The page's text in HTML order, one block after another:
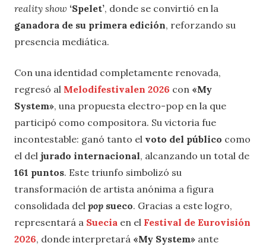
reality show ‘Spelet’, donde se convirtió en la
ganadora de su primera edición, reforzando su
presencia mediática.
Con una identidad completamente renovada,
regresó al Melodifestivalen 2026 con «My
System», una propuesta electro-pop en la que
participó como compositora. Su victoria fue
incontestable: ganó tanto el voto del público como
el del jurado internacional, alcanzando un total de
161 puntos. Este triunfo simbolizó su
transformación de artista anónima a figura
consolidada del pop sueco. Gracias a este logro,
representará a Suecia en el Festival de Eurovisión
2026, donde interpretará «My System» ante